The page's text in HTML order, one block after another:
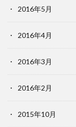
2016年5月
2016年4月
2016年3月
2016年2月
2015年10月